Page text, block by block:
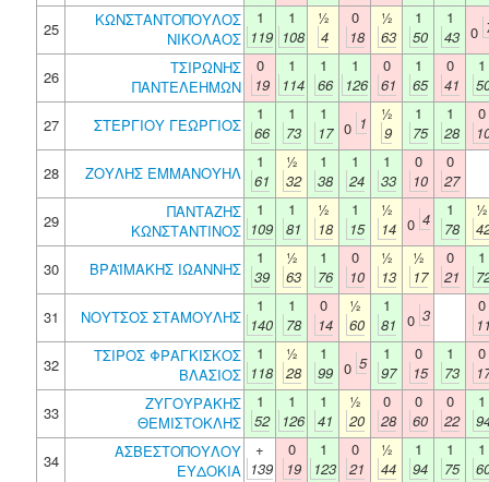
25
ΚΩΝΣΤΑΝΤΟΠΟΥΛΟΣ
ΝΙΚΟΛΑΟΣ
1
119
1
108
½
4
0
18
½
63
1
50
1
43 0
26
ΤΣΙΡΩΝΗΣ
ΠΑΝΤΕΛΕΗΜΩΝ
0
19
1
114
1
66
1
126
0
61
1
65
0
41
1
27
ΣΤΕΡΓΙΟΥ ΓΕΩΡΓΙΟΣ
1
66
1
73
1
17 0 1
½
9
1
75
1
28
0
28
ΖΟΥΛΗΣ ΕΜΜΑΝΟΥΗΛ
1
61
½
32
1
38
1
24
1
33
0
10
0
27
29
ΠΑΝΤΑΖΗΣ
ΚΩΝΣΤΑΝΤΙΝΟΣ
1
109
1
81
½
18
1
15
½
14 0 4
1
78
½
30
ΒΡΑΪΜΑΚΗΣ ΙΩΑΝΝΗΣ
1
39
½
63
1
76
0
10
½
13
½
17
0
21
1
31
ΝΟΥΤΣΟΣ ΣΤΑΜΟΥΛΗΣ
1
140
1
78
0
14
½
60
1
81 0 3
0
32
ΤΣΙΡΟΣ ΦΡΑΓΚΙΣΚΟΣ
ΒΛΑΣΙΟΣ
1
118
½
28
1
99 0 5
1
97
0
15
1
73
0
33
ΖΥΓΟΥΡΑΚΗΣ
ΘΕΜΙΣΤΟΚΛΗΣ
1
52
1
126
1
41
½
20
0
28
0
60
0
22
1
34
ΑΣΒΕΣΤΟΠΟΥΛΟΥ
ΕΥΔΟΚΙΑ
+
139
0
19
1
123
0
21
½
44
1
94
1
75
1